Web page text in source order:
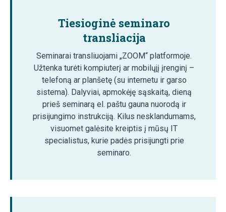
Tiesioginė seminaro
transliacija
Seminarai transliuojami „ZOOM“ platformoje.
Užtenka turėti kompiuterį ar mobilųjį įrenginį –
telefoną ar planšetę (su internetu ir garso
sistema). Dalyviai, apmokėję sąskaitą, dieną
prieš seminarą el. paštu gauna nuorodą ir
prisijungimo instrukciją. Kilus nesklandumams,
visuomet galėsite kreiptis į mūsų IT
specialistus, kurie padės prisijungti prie
seminaro.